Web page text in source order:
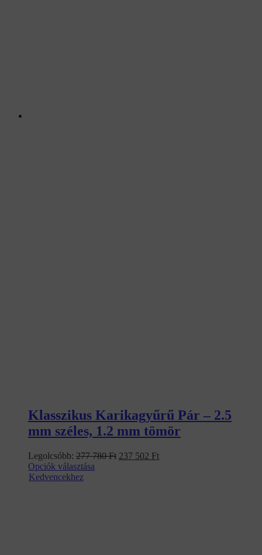
Klasszikus Karikagyűrű Pár – 2.5
mm széles, 1.2 mm tömör
Legolcsóbb: 277 780Ft Original
237 502 FtCurrent
Opciók választása
Kedvencekhez